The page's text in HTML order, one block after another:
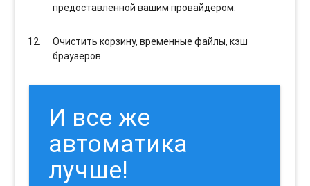
предоставленной вашим провайдером.
Очистить корзину, временные файлы, кэш
браузеров.
И все же
автоматика
лучше!